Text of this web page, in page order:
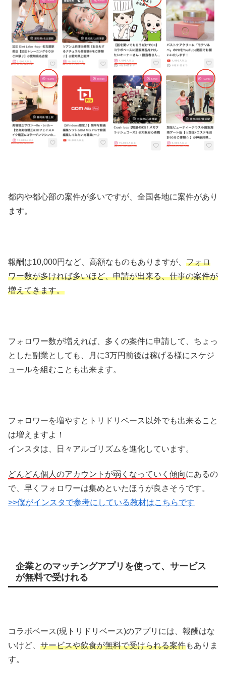
都内や都心部の案件が多いですが、全国各地に案件があり
ます。
報酬は10,000円など、高額なものもありますが、 フォロ
ワー数が多ければ多いほど、申請が出来る、仕事の案件が
増えてきます。
フォロワー数が増えれば、多くの案件に申請して、ちょっ
とした副業としても、月に3万円前後は稼げる様にスケジ
ュールを組むことも出来ます。
フォロワーを増やすとトリドリベース以外でも出来ること
は増えますよ！
インスタは、日々アルゴリズムを進化しています。
どんどん個人のアカウントが弱くなっていく傾向にあるの
で、早くフォロワーは集めといたほうが良さそうです。
>>僕がインスタで参考にしている教材はこちらです
企業とのマッチングアプリを使って、サービス
が無料で受けれる
コラボベース(現トリドリベース)のアプリには、報酬はな
いけど、 サービスや飲食が無料で受けられる案件もありま
す。